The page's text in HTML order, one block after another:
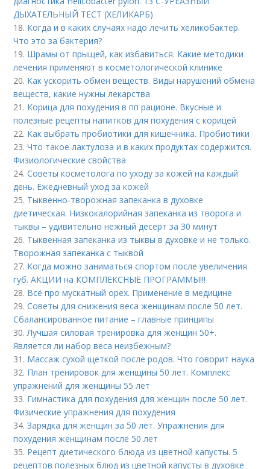
ДЫХАТЕЛЬНЫЙ ТЕСТ (ХЕЛИКАРБ)
18. Когда и в каких случаях надо лечить хеликобактер.
Что это за бактерия?
19. Шрамы от прыщей, как избавиться. Какие методики
лечения применяют в косметологической клинике
20. Как ускорить обмен веществ. Виды нарушений обмена
веществ, какие нужны лекарства
21. Корица для похудения в пп рационе. Вкусные и
полезные рецепты напитков для похудения с корицей
22. Как выбрать пробиотики для кишечника. Пробиотики
23.Что такое лактулоза и в каких продуктах содержится.
Физиологические свойства
24.Советы косметолога по уходу за кожей на каждый
день. Ежедневный уход за кожей
25. Тыквенно-творожная запеканка в духовке
диетическая. Низкокалорийная запеканка из творога и
тыквы – удивительно нежный десерт за 30 минут
26. Тыквенная запеканка из тыквы в духовке и не только.
Творожная запеканка с тыквой
27. Когда можно заниматься спортом после увеличения
губ. АКЦИИ на КОМПЛЕКСНЫЕ ПРОГРАММЫ!!!
28. Всё про мускатный орех. Применение в медицине
29.Советы для снижения веса женщинам после 50 лет.
Сбалансированное питание – главные принципы
30.Лучшая силовая тренировка для женщин 50+.
Является ли набор веса неизбежным?
31. Массаж сухой щеткой после родов. Что говорит наука
32. План тренировок для женщины 50 лет. Комплекс
упражнений для женщины 55 лет
33. Гимнастика для похудения для женщин после 50 лет.
Физические упражнения для похудения
34.Зарядка для женщин за 50 лет. Упражнения для
похудения женщинам после 50 лет
35. Рецепт диетического блюда из цветной капусты. 5
рецептов полезных блюд из цветной капусты в духовке